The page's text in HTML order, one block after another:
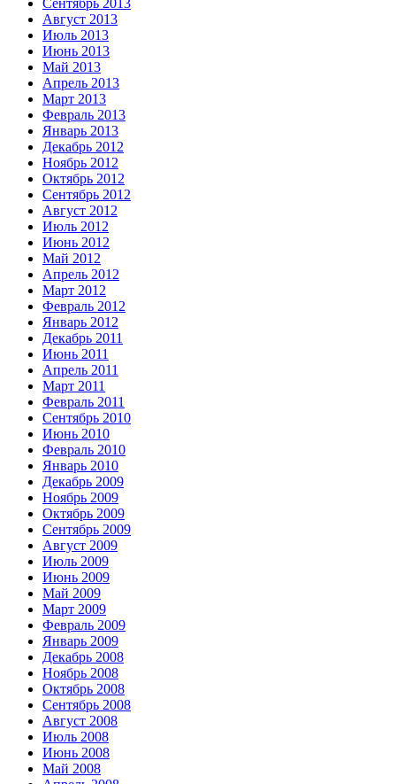
Сентябрь 2013
Август 2013
Июль 2013
Июнь 2013
Май 2013
Апрель 2013
Март 2013
Февраль 2013
Январь 2013
Декабрь 2012
Ноябрь 2012
Октябрь 2012
Сентябрь 2012
Август 2012
Июль 2012
Июнь 2012
Май 2012
Апрель 2012
Март 2012
Февраль 2012
Январь 2012
Декабрь 2011
Июнь 2011
Апрель 2011
Март 2011
Февраль 2011
Сентябрь 2010
Июнь 2010
Февраль 2010
Январь 2010
Декабрь 2009
Ноябрь 2009
Октябрь 2009
Сентябрь 2009
Август 2009
Июль 2009
Июнь 2009
Май 2009
Март 2009
Февраль 2009
Январь 2009
Декабрь 2008
Ноябрь 2008
Октябрь 2008
Сентябрь 2008
Август 2008
Июль 2008
Июнь 2008
Май 2008